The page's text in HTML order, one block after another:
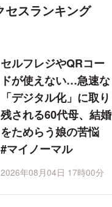
セスランキング
セルフレジやQRコー
ドが使えない…急速な
「デジタル化」に取り
残される60代母、結婚
をためらう娘の苦悩
#マイノーマル
2026年08月04日 17時00分